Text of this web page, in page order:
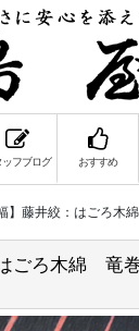
ッフブログ おすすめ
幅】藤井絞：はごろ木
ごろ木綿 竜